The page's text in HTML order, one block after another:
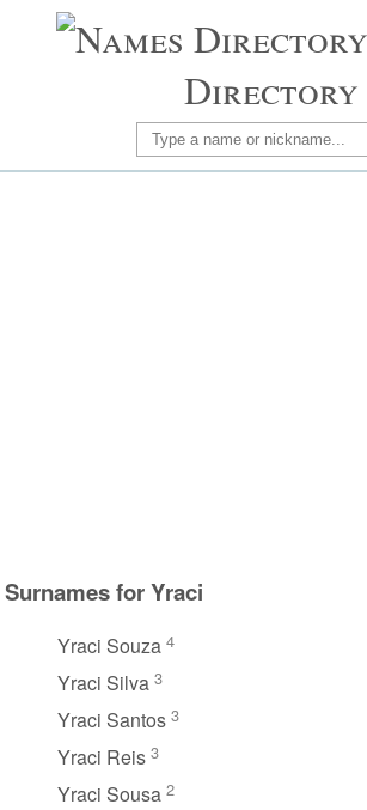
Directory
Surnames for Yraci
Yraci Souza 4
Yraci Silva 3
Yraci Santos 3
Yraci Reis 3
Yraci Sousa 2